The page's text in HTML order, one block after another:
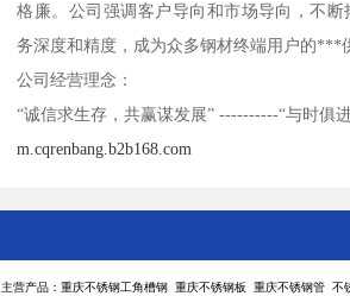
格廉。公司强调客户导向和市场导向，不
务深度和精度，成为众多钢材终端用户的***
公司经营理念：
“诚信求生存，共赢谋发展” ----------“与时俱
m.cqrenbang.b2b168.com
主营产品：重庆不锈钢工角槽钢 重庆不锈钢板 重庆不锈钢管